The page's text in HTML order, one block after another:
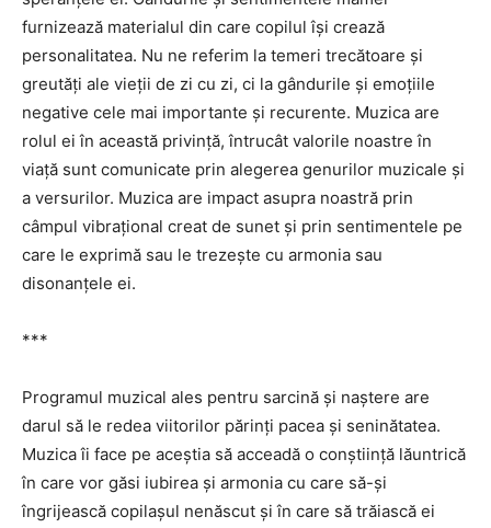
furnizează materialul din care copilul îşi crează
personalitatea. Nu ne referim la temeri trecătoare şi
greutăți ale vieții de zi cu zi, ci la gândurile şi emoțiile
negative cele mai importante şi recurente. Muzica are
rolul ei în această privință, întrucât valorile noastre în
viață sunt comunicate prin alegerea genurilor muzicale şi
a versurilor. Muzica are impact asupra noastră prin
câmpul vibrațional creat de sunet şi prin sentimentele pe
care le exprimă sau le trezeşte cu armonia sau
disonanțele ei.
***
Programul muzical ales pentru sarcină şi naştere are
darul să le redea viitorilor părinți pacea şi seninătatea.
Muzica îi face pe aceştia să acceadă o conştiință lăuntrică
în care vor găsi iubirea şi armonia cu care să-şi
îngrijească copilaşul nenăscut şi în care să trăiască ei